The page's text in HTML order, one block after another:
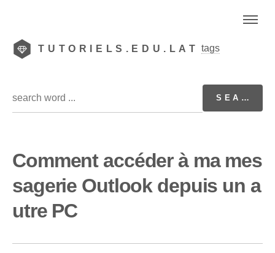
TUTORIELS.EDU.LAT tags
Comment accéder à ma mes
sagerie Outlook depuis un a
utre PC